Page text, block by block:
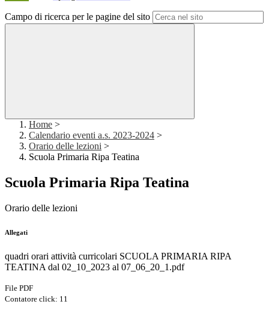
Campo di ricerca per le pagine del sito
Home >
Calendario eventi a.s. 2023-2024 >
Orario delle lezioni >
Scuola Primaria Ripa Teatina
Scuola Primaria Ripa Teatina
Orario delle lezioni
Allegati
quadri orari attività curricolari SCUOLA PRIMARIA RIPA
TEATINA dal 02_10_2023 al 07_06_20_1.pdf
File PDF
Contatore click: 11